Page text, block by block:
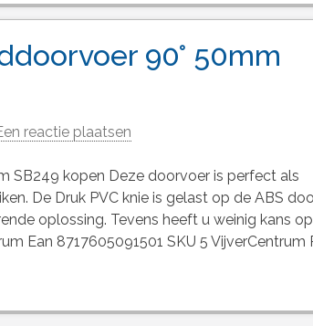
90° 50mm
reactie plaatsen
SB249 kopen Deze doorvoer is perfect als
De Druk PVC knie is gelast op de ABS
oplossing. Tevens heeft u weinig kans op
Ean 8717605091501 SKU 5 VijverCentrum